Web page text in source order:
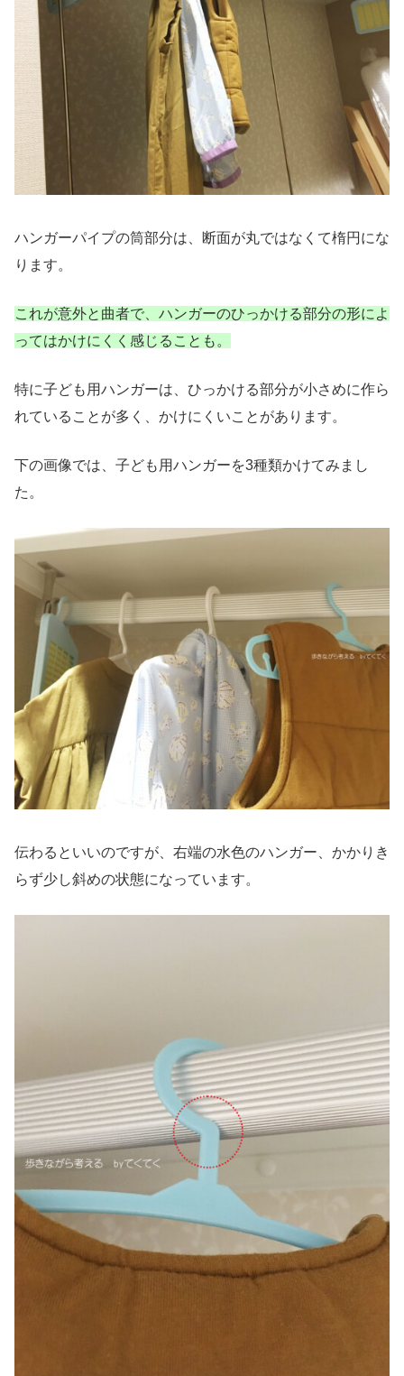
ハンガーパイプの筒部分は、断面が丸ではなくて楕円にな
ります。
これが意外と曲者で、ハンガーのひっかける部分の形によ
ってはかけにくく感じることも。
特に子ども用ハンガーは、ひっかける部分が小さめに作ら
れていることが多く、かけにくいことがあります。
下の画像では、子ども用ハンガーを3種類かけてみまし
た。
伝わるといいのですが、右端の水色のハンガー、かかりき
らず少し斜めの状態になっています。